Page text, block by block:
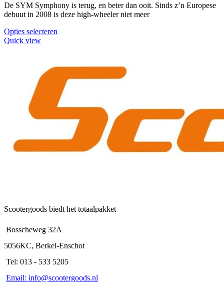
De SYM Symphony is terug, en beter dan ooit. Sinds z’n Europese
debuut in 2008 is deze high-wheeler niet meer
Opties selecteren
variaties.
Deze
optie
kan
gekozen
op
productpagina
Quick view
Scootergoods biedt het totaalpakket
Bosscheweg 32A
5056KC, Berkel-Enschot
Tel: 013 - 533 5205
Email: info@scootergoods.nl